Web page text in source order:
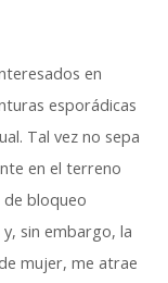
en
esporádicas
Tal vez no sepa
en el terreno
de bloqueo
sin embargo, la
mujer, me atrae